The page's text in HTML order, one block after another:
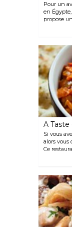
Pour un
en
propose
des
proposés.
c'est
après une
A Taste
Si vous
alors vous
Ce
une
et